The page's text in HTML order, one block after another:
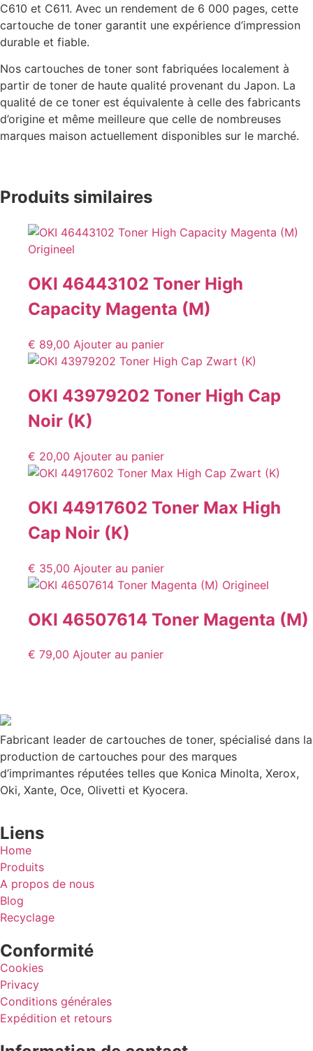
C610 et C611. Avec un rendement de 6 000 pages, cette
cartouche de toner garantit une expérience d’impression
durable et fiable.
Nos cartouches de toner sont fabriquées localement à
partir de toner de haute qualité provenant du Japon. La
qualité de ce toner est équivalente à celle des fabricants
d’origine et même meilleure que celle de nombreuses
marques maison actuellement disponibles sur le marché.
Produits similaires
OKI 46443102 Toner High
Capacity Magenta (M)
€ 89,00 Ajouter au panier
OKI 43979202 Toner High Cap
Noir (K)
€ 20,00 Ajouter au panier
OKI 44917602 Toner Max High
Cap Noir (K)
€ 35,00 Ajouter au panier
OKI 46507614 Toner Magenta (M)
€ 79,00 Ajouter au panier
Fabricant leader de cartouches de toner, spécialisé dans la
production de cartouches pour des marques
d’imprimantes réputées telles que Konica Minolta, Xerox,
Oki, Xante, Oce, Olivetti et Kyocera.
Liens
Home
Produits
A propos de nous
Blog
Recyclage
Conformité
Cookies
Privacy
Conditions générales
Expédition et retours